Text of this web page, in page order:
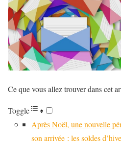
Ce que vous allez trouver dans cet
Toggle
Après Noël, une nouvelle
son arrivée : les soldes